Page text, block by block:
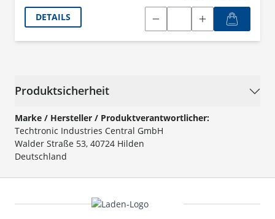
DETAILS
Produktsicherheit
Marke / Hersteller / Produktverantwortlicher:
Techtronic Industries Central GmbH
Walder Straße 53, 40724 Hilden
Deutschland